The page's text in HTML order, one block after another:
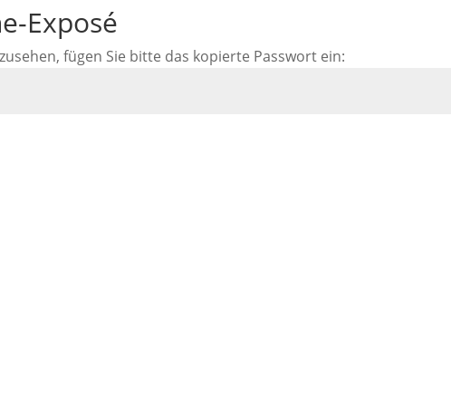
Exposé
fügen Sie bitte das kopierte Passwort ein: